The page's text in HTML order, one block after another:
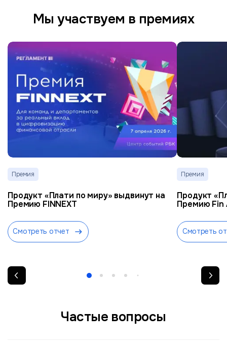
Мы участвуем в премиях
Премия
Продукт «Плати по миру» выдвинут на
Премию FINNEXT
Смотреть отчет
Премия
Продукт
Премию Fin
Смотреть
Частые вопросы